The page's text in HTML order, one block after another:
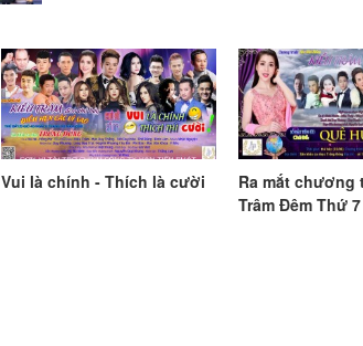
Vui là chính - Thích là cười
Ra mắt chương
Trâm Đêm Thứ 7